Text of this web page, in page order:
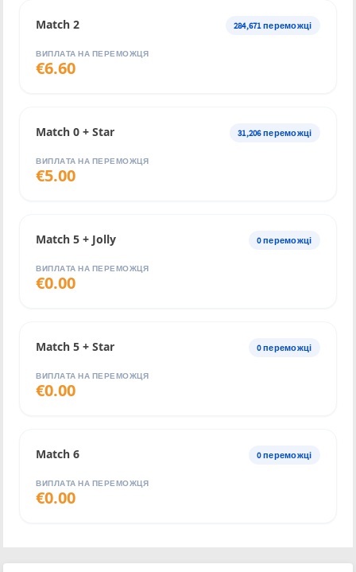
Match 2 284,671переможці
ВИПЛАТА НА ПЕРЕМОЖЦЯ
€6.60
Match 0 + Star 31,206переможці
ВИПЛАТА НА ПЕРЕМОЖЦЯ
€5.00
Match 5 + Jolly 0переможці
ВИПЛАТА НА ПЕРЕМОЖЦЯ
€0.00
Match 5 + Star 0переможці
ВИПЛАТА НА ПЕРЕМОЖЦЯ
€0.00
Match 6 0переможці
ВИПЛАТА НА ПЕРЕМОЖЦЯ
€0.00